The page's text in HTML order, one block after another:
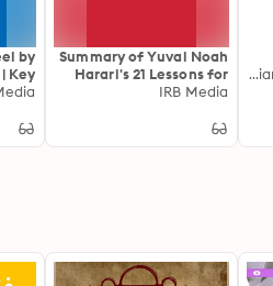
Professor Brian Cox, Andrew Cohen
Summary of Yuval Noah
Harari's 21 Lessons for
the 21st Century
IRB Media
by
Key
&
The